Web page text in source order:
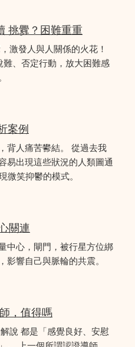
挑釁？困難重重
激發人與人關係的火花！
、否定行動，放大困難感
案例
背人痛苦鬰結。 從過去我
易出現這些狀況的人類圖通
微笑抑鬱的模式。
關連
中心，閘門，被行星方位綁
響自己與脈輪的共震。
，值得嗎
說 都是「感覺良好、安慰